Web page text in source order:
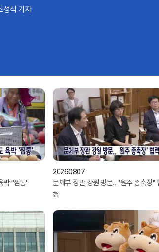
성식 기자
박 ''찜통''
20260807
문체부 장관 강원 방문.. ''원주 종축장''
청